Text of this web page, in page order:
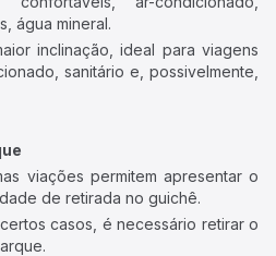
água mineral.
inclinação, ideal para viagens
sanitário e, possivelmente,
viações permitem apresentar o
de retirada no guichê.
casos, é necessário retirar o